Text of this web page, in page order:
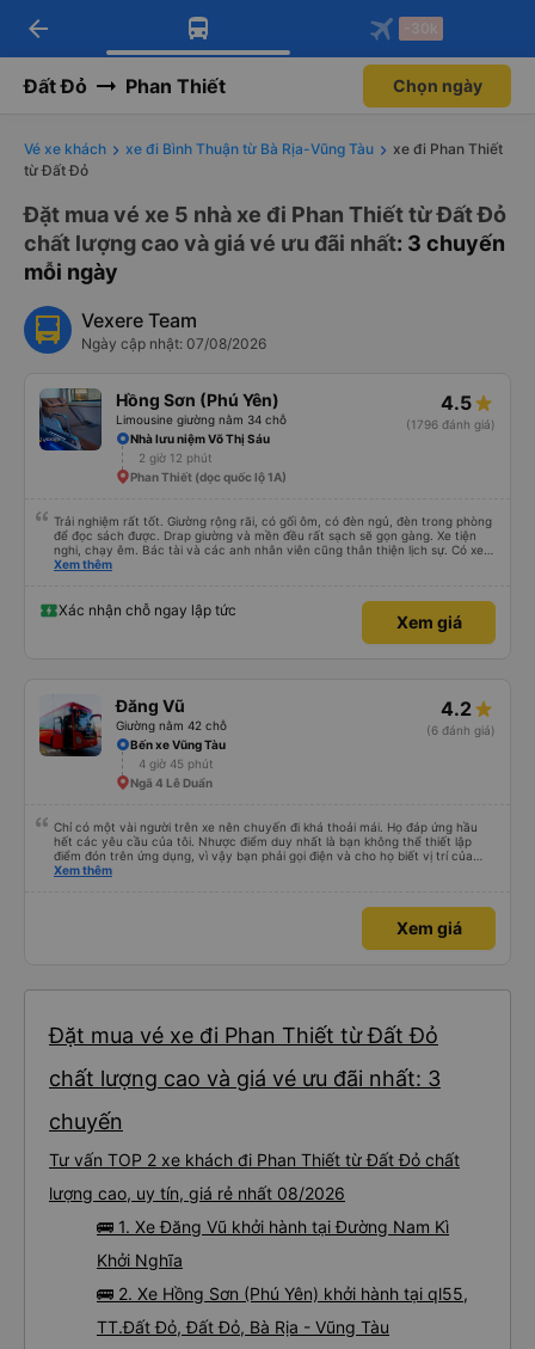
Tải app Vexere ngay!
Nhận ưu đãi thành viên độc
Mở app
Tải app Vexere
-30k/ghế khi đặt vé máy bay qua
Mở app
arrow_back -30k
Đất Đỏ Phan Thiết Chọn ngày
Vé xe khách xe đi Bình Thuận từ Bà Rịa-Vũng Tàu
xe đi Phan Thiết
từ Đất Đỏ
Đặt mua vé xe 5 nhà xe đi Phan Thiết từ Đất Đỏ
chất lượng cao và giá vé ưu đãi nhất: 3 chuyến
mỗi ngày
Vexere Team
Ngày cập nhật: 07/08/2026
Hồng Sơn (Phú Yên)
Limousine giường nằm 34 chỗ
4.5
(1796 đánh giá)
Nhà lưu niệm Võ Thị Sáu
2 giờ 12 phút
Phan Thiết (dọc quốc lộ 1A)
Trải nghiệm rất tốt. Giường rộng rãi, có gối ôm, có đèn ngủ, đèn trong phòng
để đọc sách được. Drap giường và mền đều rất sạch sẽ gọn gàng. Xe tiện
nghi, chạy êm. Bác tài và các anh nhân viên cũng thân thiện lịch sự. Có xe
trung chuyển về nội thành thành phố tuy hoà rất tiện. Giá vé hợp lý. Nói
Xem thêm
Xác nhận chỗ ngay lập tức
Xem giá
Đăng Vũ
Giường nằm 42 chỗ
4.2
(6 đánh giá)
Bến xe Vũng Tàu
4 giờ 45 phút
Ngã 4 Lê Duẩn
Chỉ có một vài người trên xe nên chuyến đi khá thoải mái. Họ đáp ứng hầu
hết các yêu cầu của tôi. Nhược điểm duy nhất là bạn không thể thiết lập
điểm đón trên ứng dụng, vì vậy bạn phải gọi điện và cho họ biết vị trí của
mình.
Xem thêm
Xem giá
Đặt mua vé xe đi Phan Thiết từ Đất Đỏ
chất lượng cao và giá vé ưu đãi nhất: 3
chuyến
Tư vấn TOP 2 xe khách đi Phan Thiết từ Đất Đỏ chất
lượng cao, uy tín, giá rẻ nhất 08/2026
🚌 1. Xe Đăng Vũ khởi hành tại Đường Nam Kì
Khởi Nghĩa
🚌 2. Xe Hồng Sơn (Phú Yên) khởi hành tại ql55,
TT.Đất Đỏ, Đất Đỏ, Bà Rịa - Vũng Tàu